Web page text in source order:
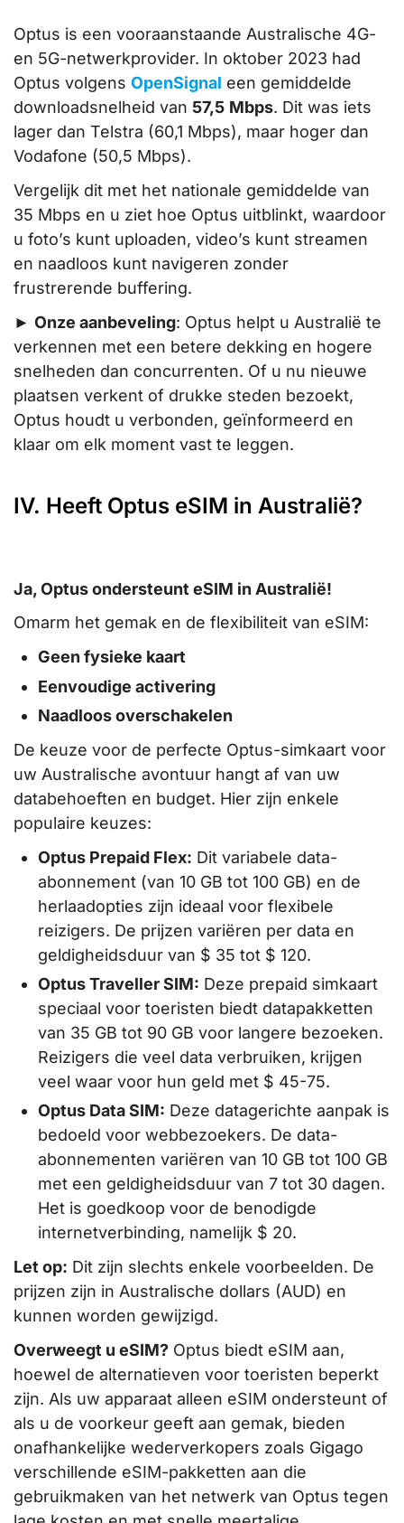
Optus is een vooraanstaande Australische 4G-
en 5G-netwerkprovider. In oktober 2023 had
Optus volgens OpenSignal een gemiddelde
downloadsnelheid van 57,5 Mbps. Dit was iets
lager dan Telstra (60,1 Mbps), maar hoger dan
Vodafone (50,5 Mbps).
Vergelijk dit met het nationale gemiddelde van
35 Mbps en u ziet hoe Optus uitblinkt, waardoor
u foto’s kunt uploaden, video’s kunt streamen
en naadloos kunt navigeren zonder
frustrerende buffering.
► Onze aanbeveling: Optus helpt u Australië te
verkennen met een betere dekking en hogere
snelheden dan concurrenten. Of u nu nieuwe
plaatsen verkent of drukke steden bezoekt,
Optus houdt u verbonden, geïnformeerd en
klaar om elk moment vast te leggen.
IV. Heeft Optus eSIM in Australië?
Ja, Optus ondersteunt eSIM in Australië!
Omarm het gemak en de flexibiliteit van eSIM:
Geen fysieke kaart
Eenvoudige activering
Naadloos overschakelen
De keuze voor de perfecte Optus-simkaart voor
uw Australische avontuur hangt af van uw
databehoeften en budget. Hier zijn enkele
populaire keuzes:
Optus Prepaid Flex: Dit variabele data-
abonnement (van 10 GB tot 100 GB) en de
herlaadopties zijn ideaal voor flexibele
reizigers. De prijzen variëren per data en
geldigheidsduur van $ 35 tot $ 120.
Optus Traveller SIM: Deze prepaid simkaart
speciaal voor toeristen biedt datapakketten
van 35 GB tot 90 GB voor langere bezoeken.
Reizigers die veel data verbruiken, krijgen
veel waar voor hun geld met $ 45-75.
Optus Data SIM: Deze datagerichte aanpak is
bedoeld voor webbezoekers. De data-
abonnementen variëren van 10 GB tot 100 GB
met een geldigheidsduur van 7 tot 30 dagen.
Het is goedkoop voor de benodigde
internetverbinding, namelijk $ 20.
Let op: Dit zijn slechts enkele voorbeelden. De
prijzen zijn in Australische dollars (AUD) en
kunnen worden gewijzigd.
Overweegt u eSIM? Optus biedt eSIM aan,
hoewel de alternatieven voor toeristen beperkt
zijn. Als uw apparaat alleen eSIM ondersteunt of
als u de voorkeur geeft aan gemak, bieden
onafhankelijke wederverkopers zoals Gigago
verschillende eSIM-pakketten aan die
gebruikmaken van het netwerk van Optus tegen